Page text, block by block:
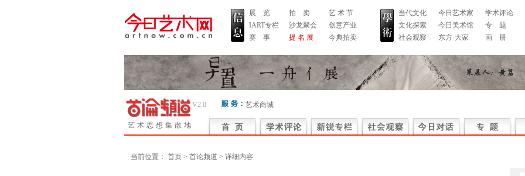
展 览
IART专栏
赛 事
拍 卖
沙龙聚会
提 名 展
艺 术 节
创意产业
今典拍卖
当代文化
文化探索
社会观察
今日艺术家
今日美术馆
东方·大家
学术评论
专 题
画 册
艺术思想集散地
V2.0 艺术商城
当前位置： 首页 > 首论频道 > 详细内容